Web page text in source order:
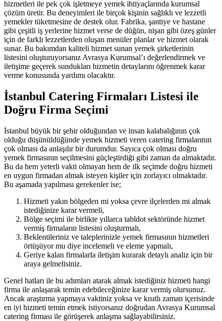
hizmetleri ile pek çok işletmeye yemek ihtiyaçlarında kurumsal
çözüm üretir. Bu deneyimleri ile birçok kişinin sağlıklı ve lezzetli
yemekler tüketmesine de destek olur. Fabrika, şantiye ve hastane
gibi çeşitli iş yerlerine hizmet verse de düğün, nişan gibi özeş günler
için de farklı lezzetlerden oluşan menüler planlar ve hizmet olarak
sunar. Bu bakımdan kaliteli hizmet sunan yemek şirketlerinin
listesini oluşturuyorsanız Avrasya Kurumsal’ı değerlendirmek ve
iletişime geçerek sundukları hizmetin detaylarını öğrenmek karar
verme konusunda yardımı olacaktır.
İstanbul Catering Firmaları Listesi ile
Doğru Firma Seçimi
İstanbul büyük bir şehir olduğundan ve insan kalabalığının çok
olduğu düşünüldüğünde yemek hizmeti veren catering firmalarının
çok olması da anlaşılır bir durumdur. Sayıca çok olması doğru
yemek firmasının seçilmesini güçleştirdiği gibi zaman da almaktadır.
Bu da hem yeterli vakti olmayan hem de ilk seçimde doğru hizmeti
en uygun firmadan almak isteyen kişiler için zorlayıcı olmaktadır.
Bu aşamada yapılması gerekenler ise;
Hizmeti yakın bölgeden mi yoksa çevre ilçelerden mi almak
istediğinize karar vermeli,
Bölge seçimi ile birlikte yıllarca tabldot sektöründe hizmet
vermiş firmaların listesini oluşturmalı,
Beklentileriniz ve taleplerinizle yemek firmasının hizmetleri
örtüşüyor mu diye incelemeli ve eleme yapmalı,
Geriye kalan firmalarla iletişim kurarak detaylı analiz için bir
araya gelmelisiniz.
Genel hatları ile bu adımları atarak almak istediğiniz hizmeti hangi
firma ile anlaşarak temin edebileceğinize karar vermiş olursunuz.
Ancak araştırma yapmaya vaktiniz yoksa ve kısıtlı zaman içerisinde
en iyi hizmeti temin etmek istiyorsanız doğrudan Avrasya Kurumsal
catering firması ile görüşerek anlaşma sağlayabilirsiniz.